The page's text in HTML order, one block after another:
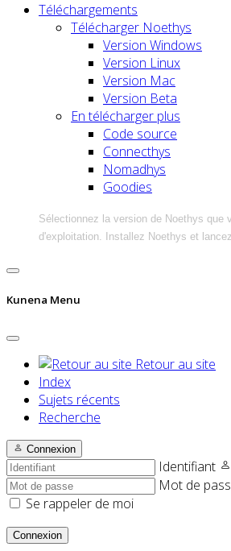
Téléchargements
Télécharger Noethys
Version Windows
Version Linux
Version Mac
Version Beta
En télécharger plus
Code source
Connecthys
Nomadhys
Goodies
Sélectionnez la version de Noethys
d'exploitation. Installez Noethys et
Kunena Menu
Retour au site
Index
Sujets récents
Recherche
Connexion
Identifiant
Mot de
Se rappeler de moi
Connexion